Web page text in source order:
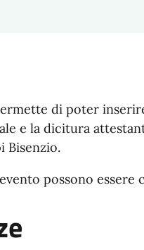
di poter
e la dicitura
Bisenzio.
possono essere